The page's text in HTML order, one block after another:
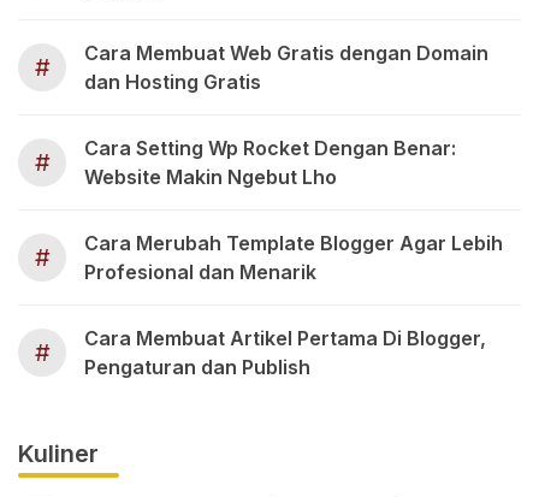
#
Cara Membuat Web Gratis dengan Domain
dan Hosting Gratis
#
Cara Setting Wp Rocket Dengan Benar:
Website Makin Ngebut Lho
#
Cara Merubah Template Blogger Agar Lebih
Profesional dan Menarik
#
Cara Membuat Artikel Pertama Di Blogger,
Pengaturan dan Publish
Kuliner